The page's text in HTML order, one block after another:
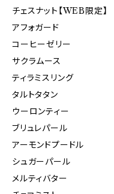
チェスナット【WEB限定】
アフォガード
コーヒーゼリー
サクラムース
ティラミスリング
タルトタタン
ウーロンティー
ブリュレパール
アーモンドプードル
シュガーパール
メルティバター